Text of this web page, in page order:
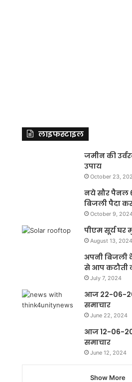
लाइफस्टाइल
जमीन की
उपाय
October 23,
नये सौर पैनल
बिजली पैदा
October 9,
पीएम सूर्य घर
August 13, 2024
अपनी बिजली
से आप कटौती
July 7, 2024
आज 22-06-
समाचार
June 22, 2024
आज 12-06-
समाचार
June 12, 2024
Show More